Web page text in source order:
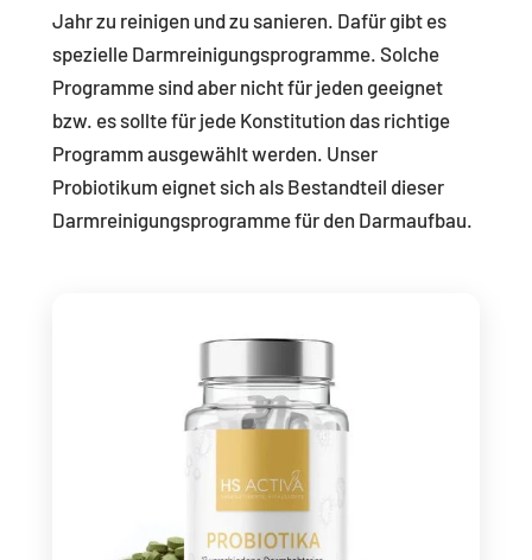
Jahr zu reinigen und zu sanieren. Dafür gibt es
spezielle Darmreinigungsprogramme. Solche
Programme sind aber nicht für jeden geeignet
bzw. es sollte für jede Konstitution das richtige
Programm ausgewählt werden. Unser
Probiotikum eignet sich als Bestandteil dieser
Darmreinigungsprogramme für den Darmaufbau.